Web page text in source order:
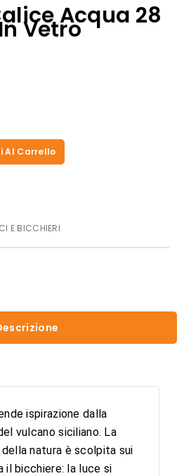
Acqua 28
Vetro
Al Carrello
E BICCHIERI
ispirazione dalla
vulcano siciliano. La
natura è scolpita sui
il bicchiere: la luce si